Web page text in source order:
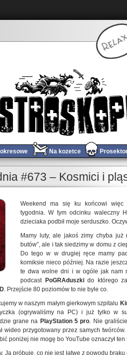
Na kozetce
raz drugi? Czarny Ninja i autostradą przez Tokio
#673 – Kosmici i
Weekend ma się ku końcowi więc
tygodnia. W tym odcinku waleczny
dzieciaka podbił moje serduszko.
Mamy luty, ale jakoś zimy chyba już
butów”, ale i tak siedzimy w domu z
Do tego w w drugiej ręce mamy
komiksie nieco później. Na razie
te dwa wolne dni i w ogóle jak nam
podcast
PoGRAduszkido którego
. Przejście 80 poziomów to nie byle co.
w naszym małym gierkowym szpitalu
(ogrywaliśmy na PC) i już tylko w
grane na PlayStation 5 pro. Nie
wideo przygotowany przez samych
poniżej nie mogę bo YouTube oznaczył
Ja próbuję, co nie jest łatwe z powodu